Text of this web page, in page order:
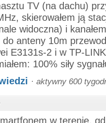
TV (na dachu)
skierowałem ją
widoczna) i
do anteny 10m
E3131s-2 i w TP-
100% siły
· aktywny 600
w terenie,